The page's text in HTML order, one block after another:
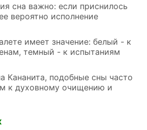
сна важно: если приснилось
вероятно исполнение
имеет значение: белый - к
темный - к испытаниям
Кананита, подобные сны часто
к духовному очищению и